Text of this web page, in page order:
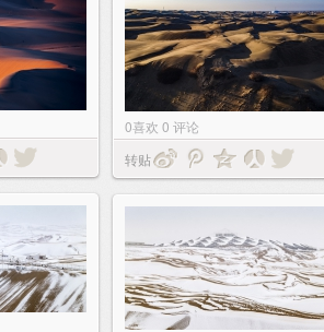
0喜欢 0 评论
转贴